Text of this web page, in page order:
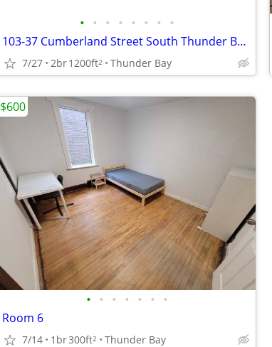
• • • • • • • •
103-37 Cumberland Street South Thunder Bay ON
7/27 2br1200ft2 Thunder Bay
• • • • • • •
Room 6
7/14 1br300ft2 Thunder Bay
$600